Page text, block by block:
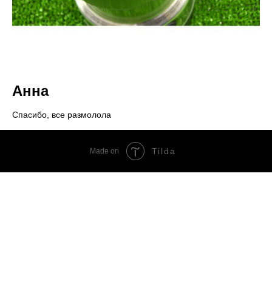
Анна
Спасибо, все размолола
Made on Tilda